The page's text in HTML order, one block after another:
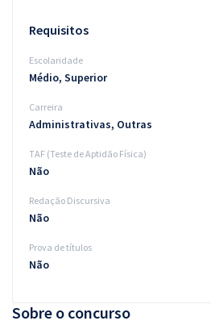
Sobre o concurso
Requisitos
Escolaridade
Médio, Superior
Carreira
Administrativas, Outras
TAF (Teste de Aptidão Física)
Não
Redação Discursiva
Não
Prova de títulos
Não